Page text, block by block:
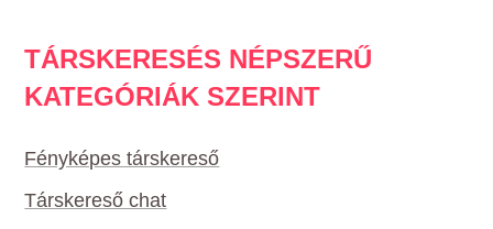
TÁRSKERESÉS NÉPSZERŰ
KATEGÓRIÁK SZERINT
Fényképes társkereső
Társkereső chat